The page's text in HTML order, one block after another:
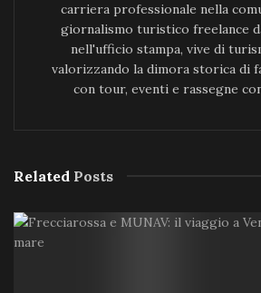
carriera professionale nella
giornalismo turistico freelance
nell'ufficio stampa, vive di
valorizzando la dimora storica di
con tour, eventi e rassegne
Related Posts